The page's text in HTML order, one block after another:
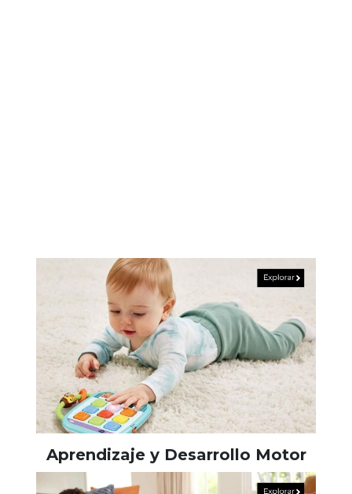
Aprendizaje y Desarrollo Motor